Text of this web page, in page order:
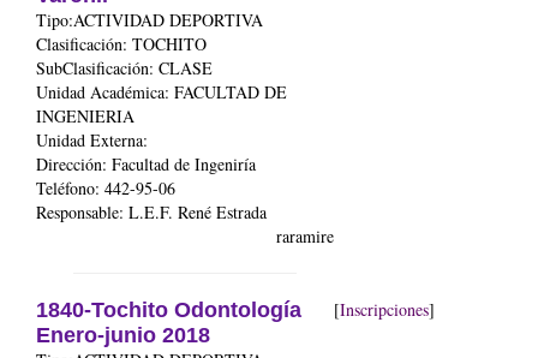
Tipo:ACTIVIDAD DEPORTIVA
Clasificación: TOCHITO
SubClasificación: CLASE
Unidad Académica: FACULTAD DE
INGENIERIA
Unidad Externa:
Dirección: Facultad de Ingeniría
Teléfono: 442-95-06
Responsable: L.E.F. René Estrada
raramire
1840-Tochito Odontología
Enero-junio 2018
[Inscripciones]